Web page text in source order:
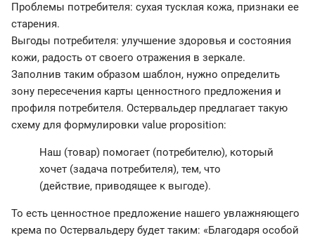
Проблемы потребителя: сухая тусклая кожа, признаки ее
старения.
Выгоды потребителя: улучшение здоровья и состояния
кожи, радость от своего отражения в зеркале.
Заполнив таким образом шаблон, нужно определить
зону пересечения карты ценностного предложения и
профиля потребителя. Остервальдер предлагает такую
схему для формулировки value proposition:
Наш (товар) помогает (потребителю), который
хочет (задача потребителя), тем, что
(действие, приводящее к выгоде).
То есть ценностное предложение нашего увлажняющего
крема по Остервальдеру будет таким: «Благодаря особой